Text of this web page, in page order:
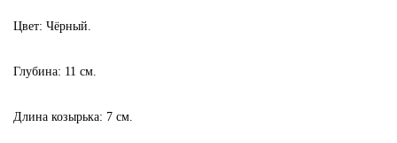
Цвет: Чёрный.
Глубина: 11 см.
Длина козырька: 7 см.